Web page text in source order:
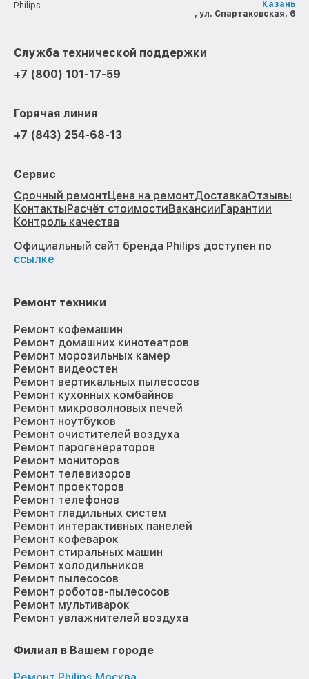
Philips
Казань
, ул. Спартаковская, 6
Служба технической поддержки
+7 (800) 101-17-59
Горячая линия
+7 (843) 254-68-13
Сервис
Срочный ремонтЦена на ремонтДоставкаОтзывы
КонтактыРасчёт стоимостиВакансииГарантии
Контроль качества
Официальный сайт бренда Philips доступен по
ссылке
Ремонт техники
Ремонт кофемашин
Ремонт домашних кинотеатров
Ремонт морозильных камер
Ремонт видеостен
Ремонт вертикальных пылесосов
Ремонт кухонных комбайнов
Ремонт микроволновых печей
Ремонт ноутбуков
Ремонт очистителей воздуха
Ремонт парогенераторов
Ремонт мониторов
Ремонт телевизоров
Ремонт проекторов
Ремонт телефонов
Ремонт гладильных систем
Ремонт интерактивных панелей
Ремонт кофеварок
Ремонт стиральных машин
Ремонт холодильников
Ремонт пылесосов
Ремонт роботов-пылесосов
Ремонт мультиварок
Ремонт увлажнителей воздуха
Филиал в Вашем городе